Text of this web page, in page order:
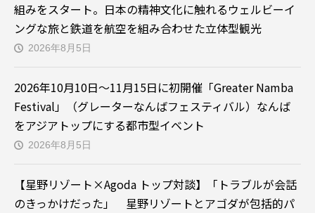
組みをスタート。日本の精神文化に触れるウェルビーイ
ングな旅と鉄道を航空を組み合わせた立体型観光
2026年8月5日
2026年10月10日～11月15日に初開催「Greater Namba
Festival」（グレーターなんばフェスティバル）なんば
をアジアトップにする都市型イベント
2026年8月5日
【星野リゾート×Agoda トップ対談】「トラブルが会話
のきっかけだった」 星野リゾートとアゴダが包括的パ